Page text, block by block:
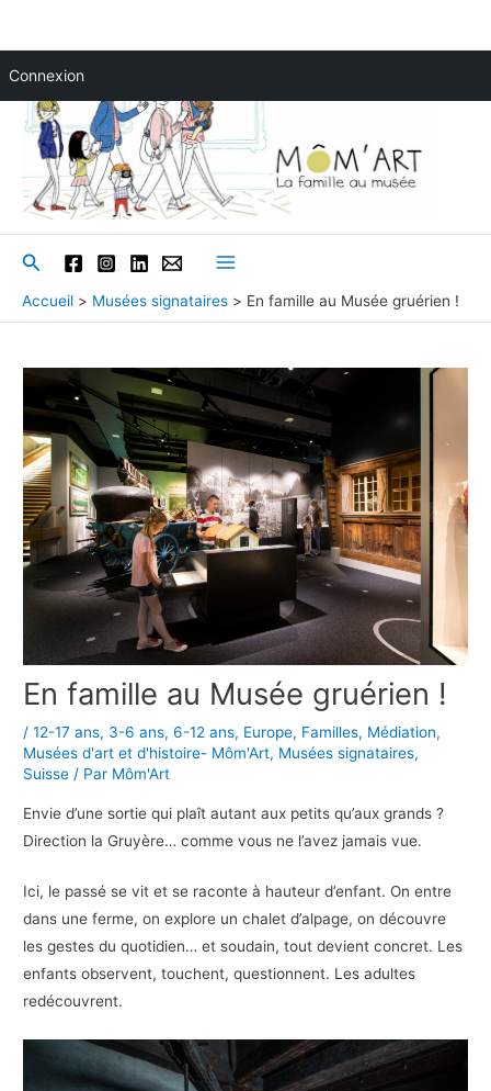
Connexion
contenu
Rechercher
Menu
Accueil Musées signataires En famille au Musée gruérien !
En famille au Musée gruérien !
/12-17 ans, 3-6 ans,6-12 ans, Europe, Familles, Médiation,
Musées d'art et d'histoire- Môm'Art, Musées signataires,
Suisse / Par Môm'Art
Envie d’une sortie qui plaît autant aux petits qu’aux grands ?
Direction la Gruyère… comme vous ne l’avez jamais vue.
Ici, le passé se vit et se raconte à hauteur d’enfant. On entre
dans une ferme, on explore un chalet d’alpage, on découvre
les gestes du quotidien… et soudain, tout devient concret. Les
enfants observent, touchent, questionnent. Les adultes
redécouvrent.